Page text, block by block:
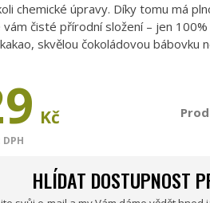
chemické úpravy. Díky tomu má
vám čisté přírodní složení – jen 100%
skvělou čokoládovou bábovku
Kč
HLÍDAT DOSTUPNOST